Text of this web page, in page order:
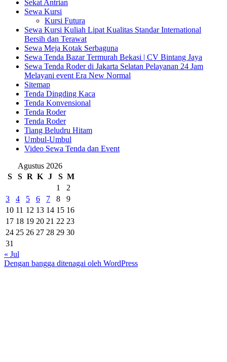
Sekat Antrian
Sewa Kursi
Kursi Futura
Sewa Kursi Kuliah Lipat Kualitas Standar International
Bersih dan Terawat
Sewa Meja Kotak Serbaguna
Sewa Tenda Bazar Termurah Bekasi | CV Bintang Jaya
Sewa Tenda Roder di Jakarta Selatan Pelayanan 24 Jam
Melayani event Era New Normal
Sitemap
Tenda Dingding Kaca
Tenda Konvensional
Tenda Roder
Tenda Roder
Tiang Beludru Hitam
Umbul-Umbul
Video Sewa Tenda dan Event
Agustus 2026
S
S R K J S M
1
2
3
4 5 6 7 8
9
10 11 12 13 14 15 16
17 18 19 20 21 22 23
24 25 26 27 28 29 30
31
« Jul
Dengan bangga ditenagai oleh WordPress